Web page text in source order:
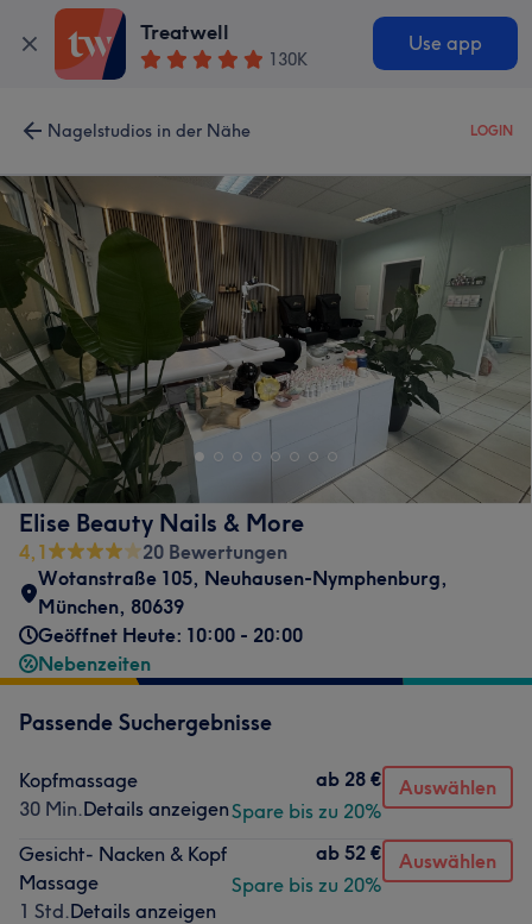
Treatwell
130K
Use app
Nagelstudios in der Nähe LOGIN
Elise Beauty Nails & More
4,1
20 Bewertungen
Wotanstraße 105, Neuhausen-Nymphenburg,
München, 80639
Geöffnet Heute: 10:00 - 20:00
Nebenzeiten
Passende Suchergebnisse
Kopfmassage
30 Min.Details anzeigen
ab 28 €
Spare bis zu 20%
Auswählen
Gesicht- Nacken & Kopf
Massage
1 Std.Details anzeigen
ab 52 €
Spare bis zu 20%
Auswählen